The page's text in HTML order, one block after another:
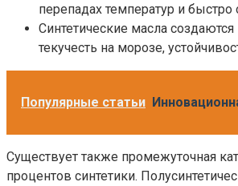
перепадах температур и
Синтетические масла
текучесть на морозе,
Популярные статьи
Существует также промежуточная
процентов синтетики.